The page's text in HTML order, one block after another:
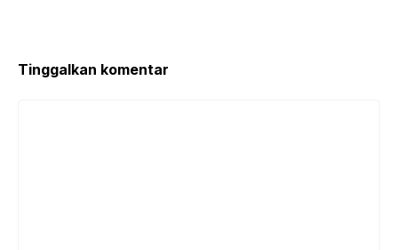
Tinggalkan komentar